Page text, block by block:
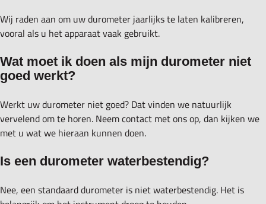
Wij raden aan om uw durometer jaarlijks te laten kalibreren,
vooral als u het apparaat vaak gebruikt.
Wat moet ik doen als mijn durometer niet
goed werkt?
Werkt uw durometer niet goed? Dat vinden we natuurlijk
vervelend om te horen. Neem contact met ons op, dan kijken we
met u wat we hieraan kunnen doen.
Is een durometer waterbestendig?
Nee, een standaard durometer is niet waterbestendig. Het is